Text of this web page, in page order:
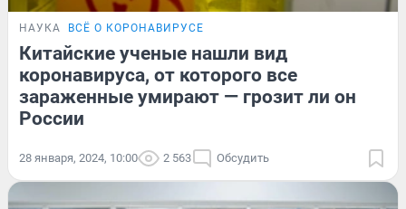
НАУКА ВСЁ О КОРОНАВИРУСЕ
Китайские ученые нашли вид
коронавируса, от которого все
зараженные умирают — грозит ли он
России
28 января, 2024, 10:00 2 563 Обсудить